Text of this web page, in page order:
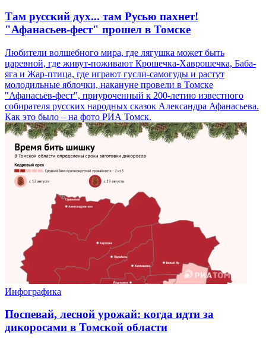
Там русский дух... там Русью пахнет!
"Афанасьев-фест" прошел в Томске
Любители волшебного мира, где лягушка может быть
царевной, где живут-поживают Крошечка-Хаврошечка, Баба-
яга и Жар-птица, где играют гусли-самогуды и растут
молодильные яблочки, накануне провели в Томске
"Афанасьев-фест", приуроченный к 200-летию известного
собирателя русских народных сказок Александра Афанасьева.
Как это было – на фото РИА Томск.
Инфографика
Поспевай, лесной урожай: когда идти за
дикоросами в Томской области